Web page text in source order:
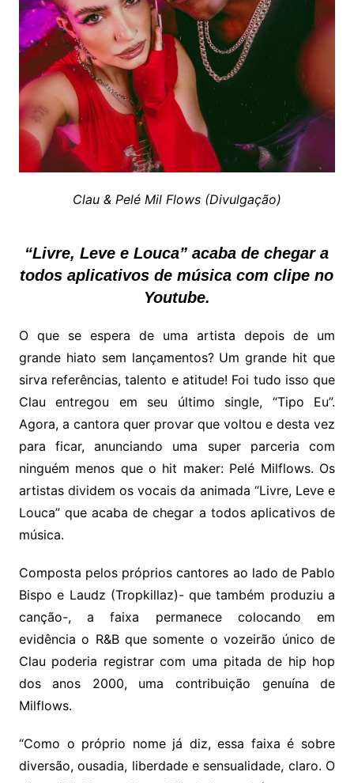
Clau & Pelé Mil Flows (Divulgação)
“Livre, Leve e Louca” acaba de chegar a
todos aplicativos de música com clipe no
Youtube.
O que se espera de uma artista depois de um
grande hiato sem lançamentos? Um grande hit que
sirva referências, talento e atitude! Foi tudo isso que
Clau entregou em seu último single, “Tipo Eu”.
Agora, a cantora quer provar que voltou e desta vez
para ficar, anunciando uma super parceria com
ninguém menos que o hit maker: Pelé Milflows. Os
artistas dividem os vocais da animada “Livre, Leve e
Louca” que acaba de chegar a todos aplicativos de
música.
Composta pelos próprios cantores ao lado de Pablo
Bispo e Laudz (Tropkillaz)- que também produziu a
canção-, a faixa permanece colocando em
evidência o R&B que somente o vozeirão único de
Clau poderia registrar com uma pitada de hip hop
dos anos 2000, uma contribuição genuína de
Milflows.
“Como o próprio nome já diz, essa faixa é sobre
diversão, ousadia, liberdade e sensualidade, claro. O